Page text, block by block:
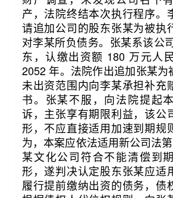
产，法院终结本次执行程序。
请追加公司的股东张某为被执
对李某所负债务。张某系该公
东，认缴出资额 180 万元人
2052 年。法院作出追加张某为
未出资范围内向李某承担补充
书。张某不服，向法院提起
诉，主张享有期限利益，该公
形，不应直接适用加速到期规
为，本案应依法适用新公司法第
某文化公司符合不能清偿到
形，遂判决认定股东张某应适
履行提前缴纳出资的债务，债